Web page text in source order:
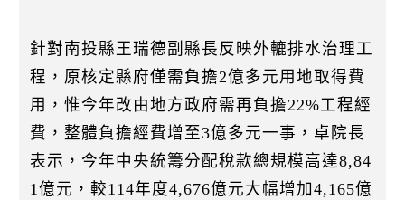
針對南投縣王瑞德副縣長反映外轆排水治理工
程，原核定縣府僅需負擔2億多元用地取得費
用，惟今年改由地方政府需再負擔22%工程經
費，整體負擔經費增至3億多元一事，卓院長
表示，今年中央統籌分配稅款總規模高達8,84
1億元，較114年度4,676億元大幅增加4,165億